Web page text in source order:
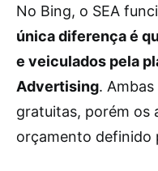
No Bing, o SEA
única diferença é
e veiculados pela
Advertising.
gratuitas, porém os
orçamento definido